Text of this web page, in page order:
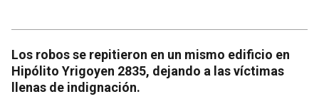
Los robos se repitieron en un mismo edificio en
Hipólito Yrigoyen 2835, dejando a las víctimas
llenas de indignación.